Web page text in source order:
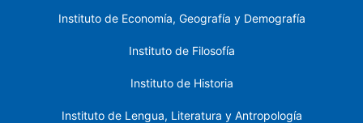
Instituto de Economía, Geografía y Demografía
Instituto de Filosofía
Instituto de Historia
Instituto de Lengua, Literatura y Antropología